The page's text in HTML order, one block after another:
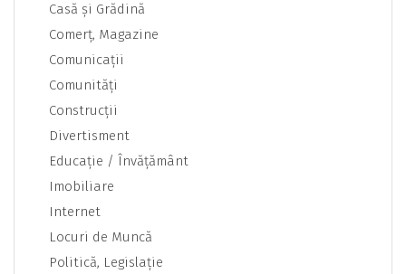
Casă şi Grădină
Comerţ, Magazine
Comunicaţii
Comunităţi
Construcţii
Divertisment
Educaţie / Învăţământ
Imobiliare
Internet
Locuri de Muncă
Politică, Legislaţie